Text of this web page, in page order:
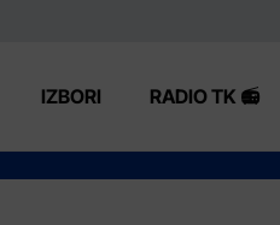
IZBORI RADIO TK 📻